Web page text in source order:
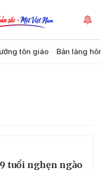
tôn giáo Bản làng
tuổi nghẹn ngào